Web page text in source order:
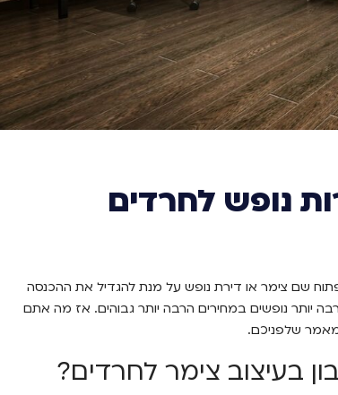
נופש לחרדים
שם צימר או דירת נופש על מנת להגדיל את ההכנסה
יותר נופשים במחירים הרבה יותר גבוהים. אז מה אתם
שלפניכם.
בעיצוב צימר לחרדים?